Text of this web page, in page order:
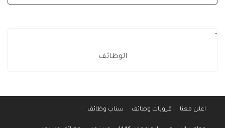
-
الوظائف
اعلن معنا قروبات وظائف سناب وظائف